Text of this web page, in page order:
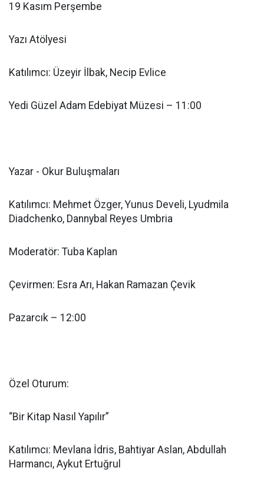
19 Kasım Perşembe
Yazı Atölyesi
Katılımcı: Üzeyir İlbak, Necip Evlice
Yedi Güzel Adam Edebiyat Müzesi – 11:00
Yazar - Okur Buluşmaları
Katılımcı: Mehmet Özger, Yunus Develi, Lyudmila
Diadchenko, Dannybal Reyes Umbria
Moderatör: Tuba Kaplan
Çevirmen: Esra Arı, Hakan Ramazan Çevik
Pazarcık – 12:00
Özel Oturum:
“Bir Kitap Nasıl Yapılır”
Katılımcı: Mevlana İdris, Bahtiyar Aslan, Abdullah
Harmancı, Aykut Ertuğrul